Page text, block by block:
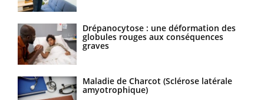
Drépanocytose : une déformation des
globules rouges aux conséquences
graves
Maladie de Charcot (Sclérose latérale
amyotrophique)